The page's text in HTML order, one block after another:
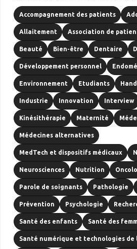
Accompagnement des patients
Allaitement Association de
Beauté Bien-être Dentaire
Développement personnel
Environnement Etudiants
Industrie Innovation Interview
Kinésithérapie Maternité
Médecines alternatives
MedTech et dispositifs médicaux
Neurosciences Nutrition
Parole de soignants Pathologie
Prévention Psychologie
Santé des enfants Santé des
Santé numérique et technologies de